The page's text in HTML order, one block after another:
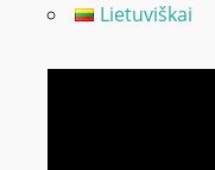
Lietuviškai